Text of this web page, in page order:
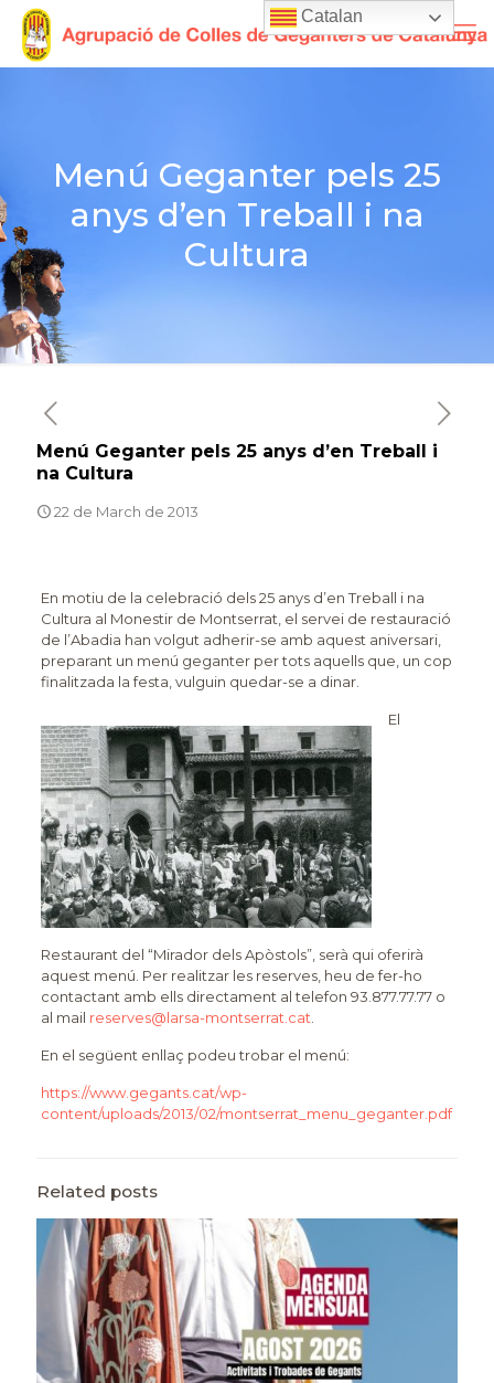
Menú Geganter pels 25
anys d’en Treball i na
Cultura
Menú Geganter pels 25 anys d’en Treball i
na Cultura
22 de March de 2013
En motiu de la celebració dels 25 anys d’en Treball i na
Cultura al Monestir de Montserrat, el servei de restauració
de l’Abadia han volgut adherir-se amb aquest aniversari,
preparant un menú geganter per tots aquells que, un cop
finalitzada la festa, vulguin quedar-se a dinar.
El
Restaurant del “Mirador dels Apòstols”, serà qui oferirà
aquest menú. Per realitzar les reserves, heu de fer-ho
contactant amb ells directament al telefon 93.877.77.77 o
al mail reserves@larsa-montserrat.cat
En el següent enllaç podeu trobar el menú:
https://www.gegants.cat/wp-
content/uploads/2013/02/montserrat_menu_geganter.pdf
Related posts
Catalan